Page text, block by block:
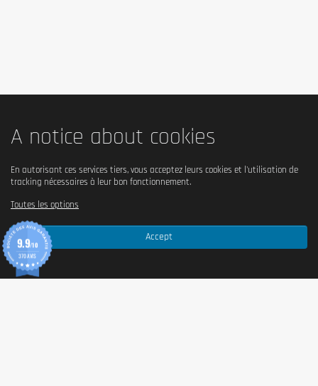
A notice about cookies
Accept
En autorisant ces services tiers, vous acceptez leurs cookies et l'utilisation de
tracking nécessaires à leur bon fonctionnement.
Toutes les options
9.9/10
370 AVIS